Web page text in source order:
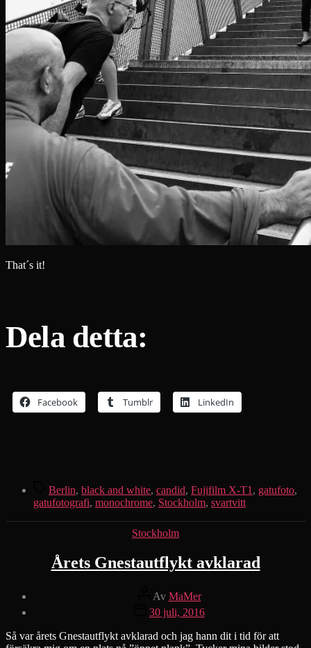
That´s it!
Dela detta:
Facebook Tumblr LinkedIn
Etiketter
Berlin, black and white, candid, Fujifilm X-T1 , gatufoto,
gatufotografi, monochrome, Stockholm, svartvitt
Kategorier
Stockholm
Årets Gnestautflykt avklarad
Inläggsförfattare
Av MaMer
Inläggsdatum
30 juli, 2016
Så var årets Gnestautflykt avklarad och jag hann dit i tid för att